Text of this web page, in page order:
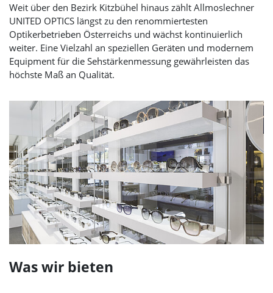
Weit über den Bezirk Kitzbühel hinaus zählt Allmoslechner
UNITED OPTICS längst zu den renommiertesten
Optikerbetrieben Österreichs und wächst kontinuierlich
weiter. Eine Vielzahl an speziellen Geräten und modernem
Equipment für die Sehstärkenmessung gewährleisten das
höchste Maß an Qualität.
Was wir bieten